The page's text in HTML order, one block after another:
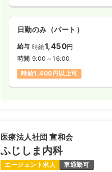
日勤のみ（パート）
給与 時給1,450円
時間 9:00～16:00
時給1,400円以上可
医療法人社団 宣和会
ふじしま内科
エージェント求人 車通勤可